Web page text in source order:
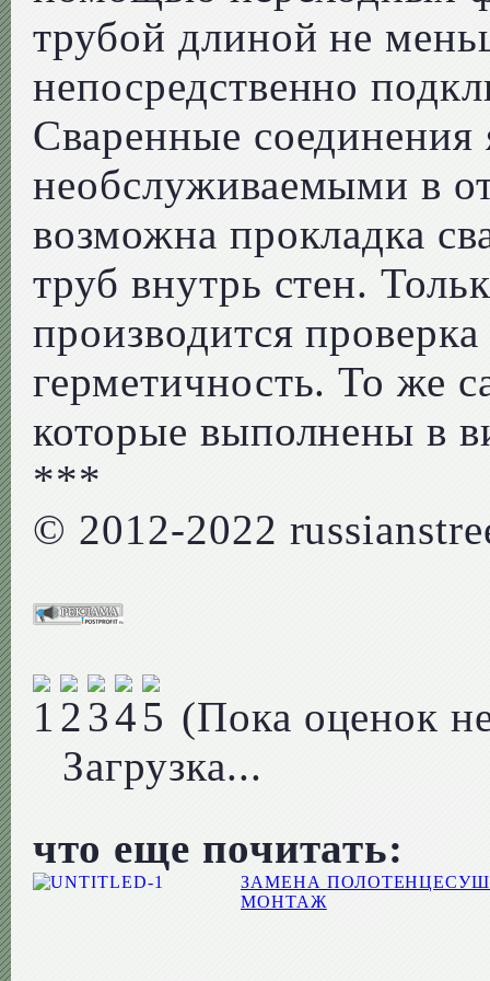
трубой длиной не
непосредственно
Сваренные соединения
необслуживаемыми в
возможна прокладка
труб внутрь стен.
производится
герметичность. То же
которые выполнены в
***
© 2012-2022
(Пока оценок
Загрузка...
что еще почитать:
ЗАМЕНА
МОНТАЖ